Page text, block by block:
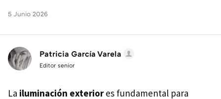
5 Junio 2026
Patricia García Varela
Editor senior
La iluminación exteriores fundamental para